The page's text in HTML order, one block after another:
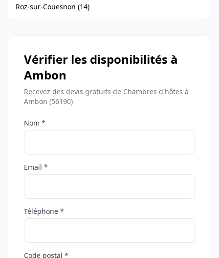
Roz-sur-Couesnon (14)
Vérifier les disponibilités à
Ambon
Recevez des devis gratuits de Chambres d'hôtes à
Ambon (56190)
Nom *
Email *
Téléphone *
Code postal *